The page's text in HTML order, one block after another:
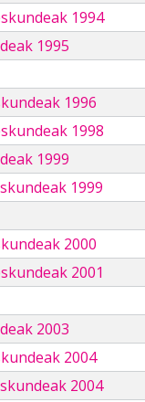
1994
1995
1996
1998
1999
1999
2000
2001
2003
2004
2004